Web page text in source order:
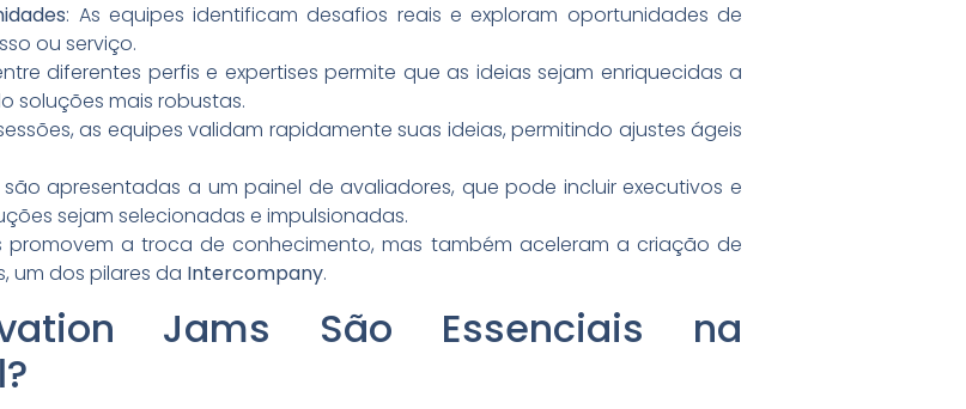
: As equipes identificam desafios reais e exploram oportunidades de
ou serviço.
diferentes perfis e expertises permite que as ideias sejam enriquecidas a
soluções mais robustas.
as equipes validam rapidamente suas ideias, permitindo ajustes ágeis
são apresentadas a um painel de avaliadores, que pode incluir executivos e
sejam selecionadas e impulsionadas.
a troca de conhecimento, mas também aceleram a criação de
um dos pilares da Intercompany.
Jams São Essenciais na